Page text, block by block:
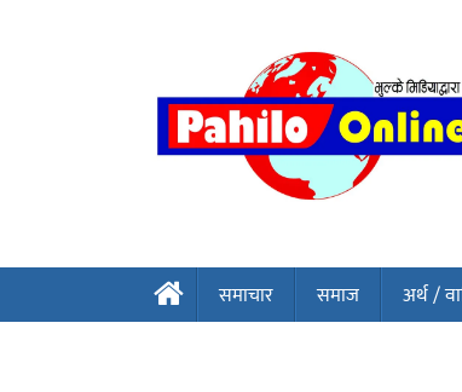
समाचार समाज अर्थ /